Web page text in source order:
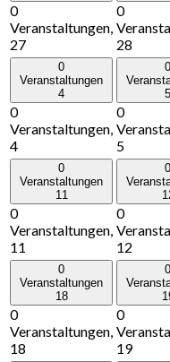
0
Veranstaltungen,
27
0
28
0
Veranstaltungen
4
0
Veranstaltungen,
4
0
5
0
5
0
Veranstaltungen
11
0
Veranstaltungen,
11
0
0
12
0
Veranstaltungen
18
0
Veranstaltungen,
18
0
0
19